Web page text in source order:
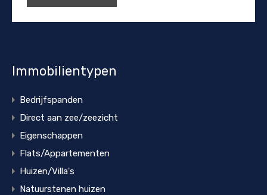
Immobilientypen
Bedrijfspanden
Direct aan zee/zeezicht
Eigenschappen
Flats/Appartementen
Huizen/Villa's
Natuurstenen huizen